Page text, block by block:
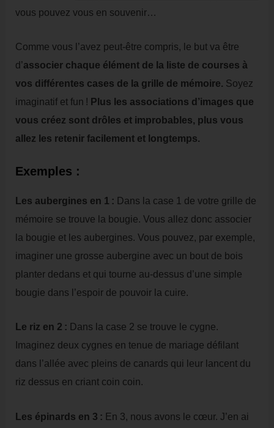
vous pouvez vous en souvenir…
Comme vous l’avez peut-être compris, le but va être
d’associer chaque élément de la liste de courses à
vos différentes cases de la grille de mémoire. Soyez
imaginatif et fun ! Plus les associations d’images que
vous créez sont drôles et improbables, plus vous
allez les retenir facilement et longtemps.
Exemples :
Les aubergines en 1 : Dans la case 1 de votre grille de
mémoire se trouve la bougie. Vous allez donc associer
la bougie et les aubergines. Vous pouvez, par exemple,
imaginer une grosse aubergine avec un bout de bois
planter dedans et qui tourne au-dessus d’une simple
bougie dans l’espoir de pouvoir la cuire.
Le riz en 2 : Dans la case 2 se trouve le cygne.
Imaginez deux cygnes en tenue de mariage défilant
dans l’allée avec pleins de canards qui leur lancent du
riz dessus en criant coin coin.
Les épinards en 3 : En 3, nous avons le cœur. J’en ai